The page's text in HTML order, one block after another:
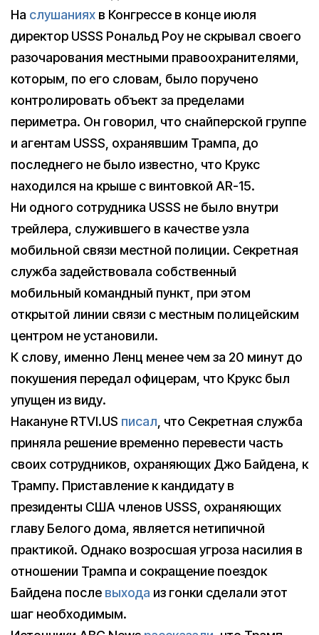
На слушаниях в Конгрессе в конце июля
директор USSS Рональд Роу не скрывал своего
разочарования местными правоохранителями,
которым, по его словам, было поручено
контролировать объект за пределами
периметра. Он говорил, что снайперской группе
и агентам USSS, охранявшим Трампа, до
последнего не было известно, что Крукс
находился на крыше с винтовкой AR-15.
Ни одного сотрудника USSS не было внутри
трейлера, служившего в качестве узла
мобильной связи местной полиции. Секретная
служба задействовала собственный
мобильный командный пункт, при этом
открытой линии связи с местным полицейским
центром не установили.
К слову, именно Ленц менее чем за 20 минут до
покушения передал офицерам, что Крукс был
упущен из виду.
Накануне RTVI.US писал, что Секретная служба
приняла решение временно перевести часть
своих сотрудников, охраняющих Джо Байдена, к
Трампу. Приставление к кандидату в
президенты США членов USSS, охраняющих
главу Белого дома, является нетипичной
практикой. Однако возросшая угроза насилия в
отношении Трампа и сокращение поездок
Байдена после выхода из гонки сделали этот
шаг необходимым.